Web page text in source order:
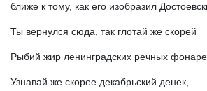
ближе к тому, как его изобразил
Ты вернулся сюда, так глотай же скорей
Рыбий жир ленинградских речных
Узнавай же скорее декабрьский денек,